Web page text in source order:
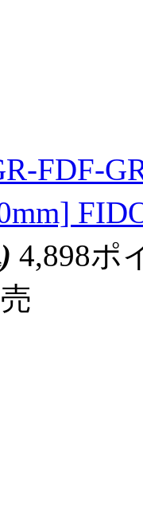
FDF-
4,898ポ